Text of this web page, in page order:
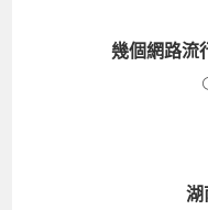
幾個網路流